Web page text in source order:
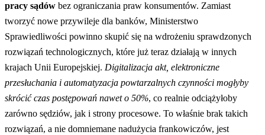
pracy sądów bez ograniczania praw konsumentów. Zamiast
tworzyć nowe przywileje dla banków, Ministerstwo
Sprawiedliwości powinno skupić się na wdrożeniu sprawdzonych
rozwiązań technologicznych, które już teraz działają w innych
krajach Unii Europejskiej. Digitalizacja akt, elektroniczne
przesłuchania i automatyzacja powtarzalnych czynności mogłyby
skrócić czas postępowań nawet o 50%, co realnie odciążyłoby
zarówno sędziów, jak i strony procesowe. To właśnie brak takich
rozwiązań, a nie domniemane nadużycia frankowiczów, jest